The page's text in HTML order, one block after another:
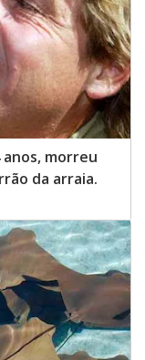
morreu
da arraia.